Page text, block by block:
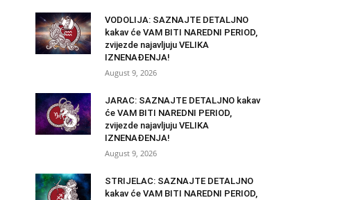
VODOLIJA: SAZNAJTE DETALJNO
kakav će VAM BITI NAREDNI PERIOD,
zvijezde najavljuju VELIKA
IZNENAĐENJA!
August 9, 2026
JARAC: SAZNAJTE DETALJNO kakav
će VAM BITI NAREDNI PERIOD,
zvijezde najavljuju VELIKA
IZNENAĐENJA!
August 9, 2026
STRIJELAC: SAZNAJTE DETALJNO
kakav će VAM BITI NAREDNI PERIOD,